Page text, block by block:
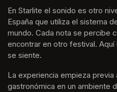
En Starlite el sonido es otro
España que utiliza el sistema
mundo. Cada nota se percibe
encontrar en otro festival. Aquí
se siente.
La experiencia empieza
gastronómica en un ambiente